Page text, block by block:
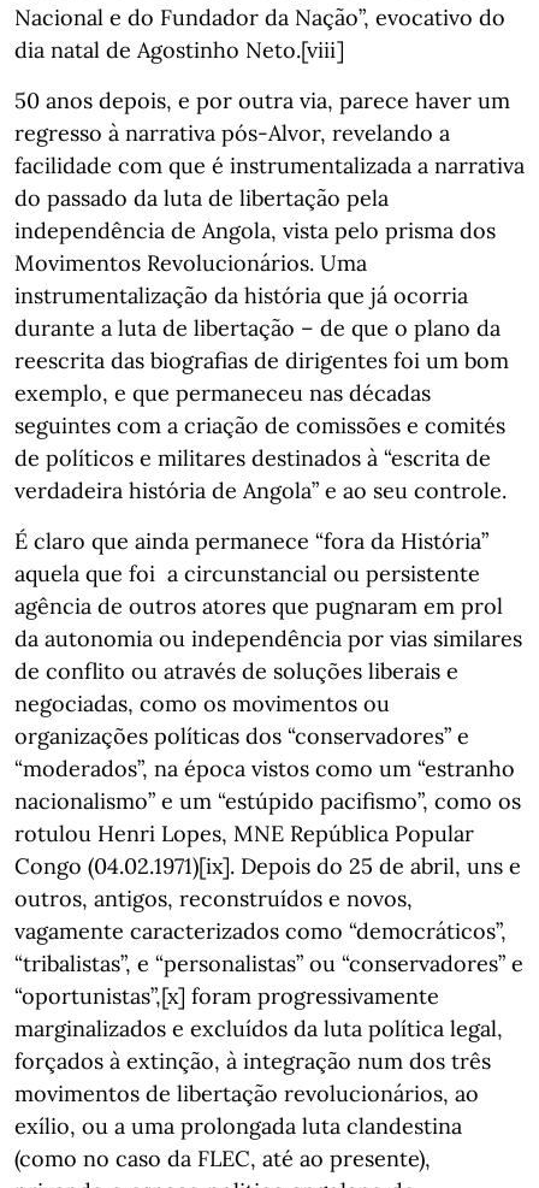
Nacional e do Fundador da Nação”, evocativo do
dia natal de Agostinho Neto.[viii]
50 anos depois, e por outra via, parece haver um
regresso à narrativa pós-Alvor, revelando a
facilidade com que é instrumentalizada a narrativa
do passado da luta de libertação pela
independência de Angola, vista pelo prisma dos
Movimentos Revolucionários. Uma
instrumentalização da história que já ocorria
durante a luta de libertação – de que o plano da
reescrita das biografias de dirigentes foi um bom
exemplo, e que permaneceu nas décadas
seguintes com a criação de comissões e comités
de políticos e militares destinados à “escrita de
verdadeira história de Angola” e ao seu controle.
É claro que ainda permanece “fora da História”
aquela que foi a circunstancial ou persistente
agência de outros atores que pugnaram em prol
da autonomia ou independência por vias similares
de conflito ou através de soluções liberais e
negociadas, como os movimentos ou
organizações políticas dos “conservadores” e
“moderados”, na época vistos como um “estranho
nacionalismo” e um “estúpido pacifismo”, como os
rotulou Henri Lopes, MNE República Popular
Congo (04.02.1971)[ix]. Depois do 25 de abril, uns e
outros, antigos, reconstruídos e novos,
vagamente caracterizados como “democráticos”,
“tribalistas”, e “personalistas” ou “conservadores” e
“oportunistas”,[x] foram progressivamente
marginalizados e excluídos da luta política legal,
forçados à extinção, à integração num dos três
movimentos de libertação revolucionários, ao
exílio, ou a uma prolongada luta clandestina
(como no caso da FLEC, até ao presente),